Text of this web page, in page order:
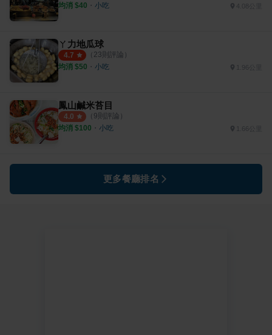
均消 $40 ・ 小吃 4.08公里
ㄚ力地瓜球
4.7 （ 23則評論）
均消 $50 ・ 小吃
鳳山鹹米苔目
4.0 （ 9則評論）
均消 $100 ・ 小吃
更多餐廳排名